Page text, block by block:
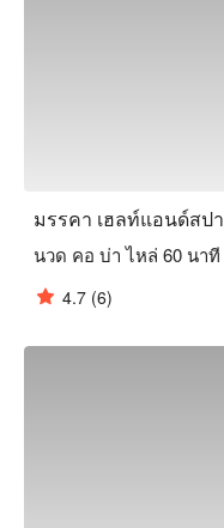
นวด คอ บ่า ไหล่ 60 นาที
4.7 (6)